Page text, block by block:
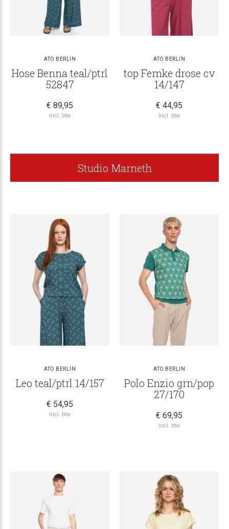
ATO BERLIN
Hose Benna teal/ptrl
52847
€ 89,95
Incl. btw
ATO BERLIN
top Femke drose cv
14/147
€ 44,95
Incl. btw
Studio Marneth
ATO BERLIN
Leo teal/ptrl 14/157
€ 54,95
Incl. btw
ATO BERLIN
Polo Enzio grn/pop
27/170
€ 69,95
Incl. btw